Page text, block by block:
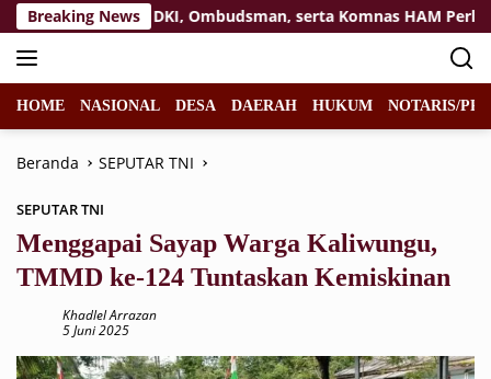
Langsung
ke
konten
Breaking News
DKI, Ombudsman, serta Komnas HAM Perlu Bersikap
HOME NASIONAL DESA DAERAH HUKUM NOTARIS/
Beranda SEPUTAR TNI
SEPUTAR TNI
Menggapai Sayap Warga Kaliwungu,
TMMD ke-124 Tuntaskan Kemiskinan
Khadlel Arrazan
5 Juni 2025